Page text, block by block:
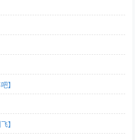
】
】